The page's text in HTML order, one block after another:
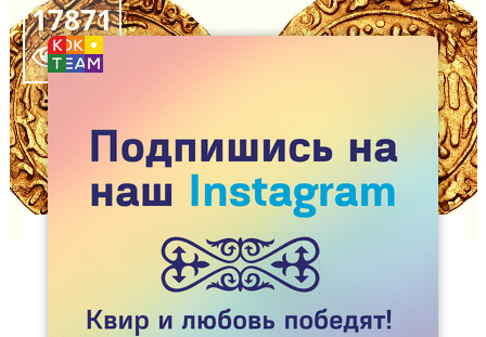
17871

ИСТОРИЯ ЛЮБВИ СУЛТАНА МАХМУДА И ЕГО
РАБА АЯЗА